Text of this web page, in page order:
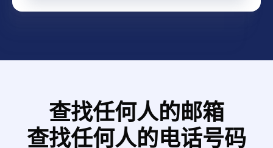
Análise de Mercado |
Preços | Melhoria de
Internacional |
Planejamento de Ação |
Análise de Resultados |
clientes e fábrica, além de
informações a
importações. ➡️ Elaboração
garantindo alinhamento
Competências
comportamentais:
Comunicação, negociação,
查找任何人的邮箱
查找任何人的电话号码